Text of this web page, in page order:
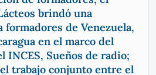
brindó una
formadores de Venezuela,
en el marco del
INCES, Sueños de radio;
trabajo conjunto entre el